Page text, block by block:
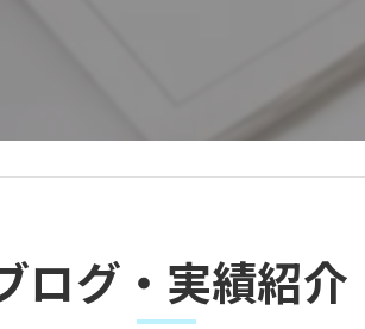
ログ・実績紹介